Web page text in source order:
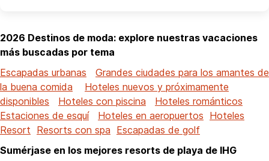
2026 Destinos de moda: explore nuestras vacaciones
más buscadas por tema
Escapadas urbanas
Grandes ciudades para los amantes de
la buena comida
Hoteles nuevos y próximamente
disponibles
Hoteles con piscina
Hoteles románticos
Estaciones de esquí
Hoteles en aeropuertos Hoteles
Resort Resorts con spa Escapadas de golf
Sumérjase en los mejores resorts de playa de IHG